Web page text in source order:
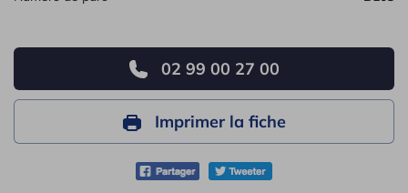
02 99 00 27 00
Imprimer la fiche